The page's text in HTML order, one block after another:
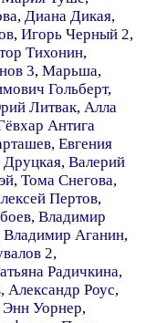
, Диана Дикая,
, Игорь Черный 2,
Тихонин,
3, Марьша,
Гольберт,
Литвак, Алла
Антига
, Евгения
, Валерий
, Тома Снегова,
Пертов,
, Владимир
Владимир Аганин,
2,
Радичкина,
, Александр Роус,
Энн Уорнер,